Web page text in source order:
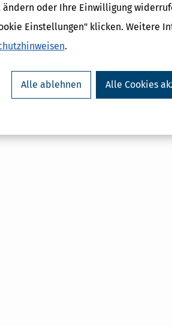
ändern oder Ihre Einwilligung
Einstellungen" klicken. Weitere
.
Alle ablehnen Alle Cookies